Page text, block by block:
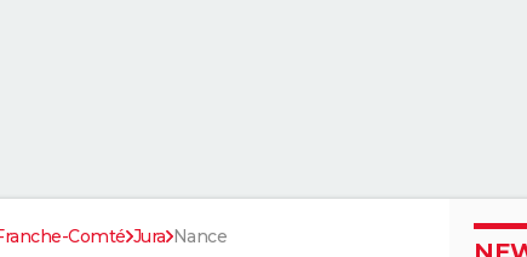
Comté Jura Nance